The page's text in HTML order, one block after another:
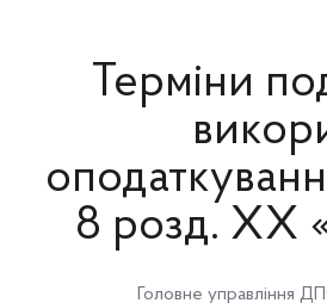
Терміни
8 розд. ХХ
Головне управління